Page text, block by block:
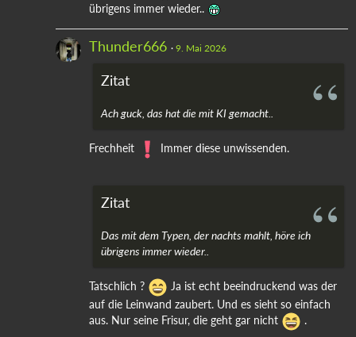
übrigens immer wieder..
Thunder666 9. Mai 2026
Zitat
Ach guck, das hat die mit KI gemacht..
Frechheit Immer diese unwissenden.
Zitat
Das mit dem Typen, der nachts mahlt, höre ich
übrigens immer wieder..
Tatschlich ?
Ja ist echt beeindruckend was der
auf die Leinwand zaubert. Und es sieht so einfach
aus. Nur seine Frisur, die geht gar nicht
.